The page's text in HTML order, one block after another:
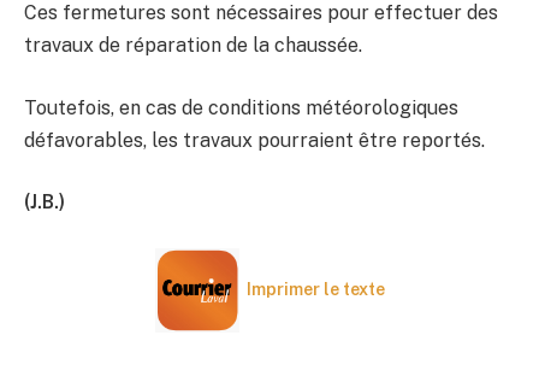
Ces fermetures sont nécessaires pour effectuer des
travaux de réparation de la chaussée.
Toutefois, en cas de conditions météorologiques
défavorables, les travaux pourraient être reportés.
(J.B.)
Imprimer le texte